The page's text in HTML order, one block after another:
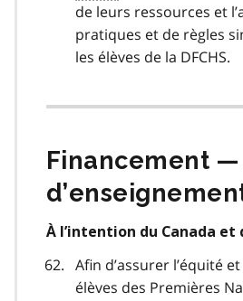
de leurs ressources et
pratiques et de règles
les élèves de la DFCHS.
Financement —
À l’intention du Canada et
Afin d’assurer l’équité
élèves des Premières